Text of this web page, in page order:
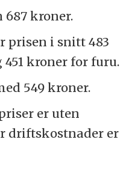
kroner.
prisen i snitt 483
kroner for furu.
549 kroner.
er uten
driftskostnader er